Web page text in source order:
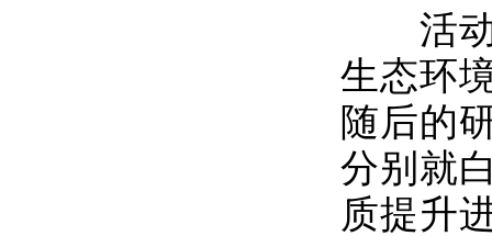
活动
生态环
随后的
分别就
质提升